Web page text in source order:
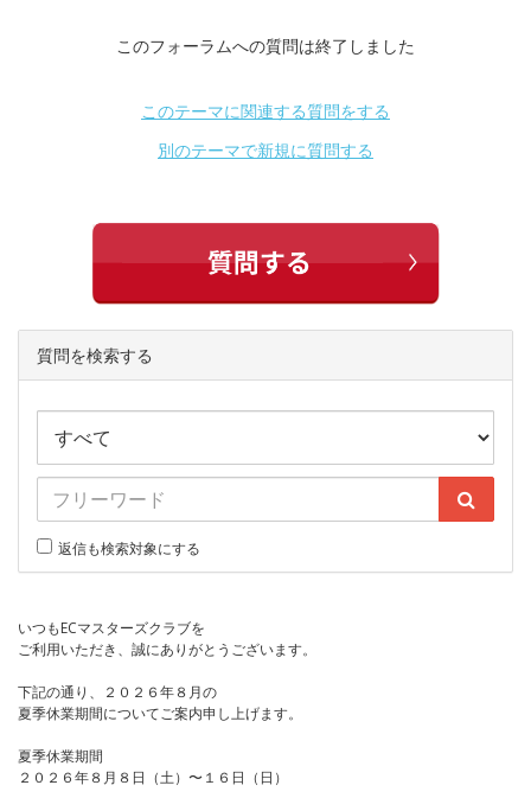
このフォーラムへの質問は終了しました
このテーマに関連する質問をする
別のテーマで新規に質問する
質問を検索する
返信も検索対象にする
いつもECマスターズクラブを
ご利用いただき、誠にありがとうございます。
下記の通り、２０２６年８月の
夏季休業期間についてご案内申し上げます。
夏季休業期間
２０２６年８月８日（土）〜１６日（日）